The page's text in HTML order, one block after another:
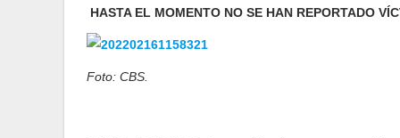
HASTA EL MOMENTO NO SE HAN REPORTADO
Foto: CBS.